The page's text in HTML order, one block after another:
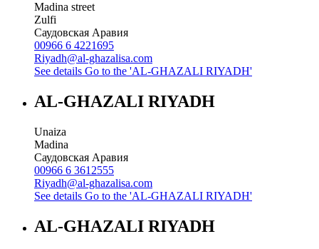
Madina street
Zulfi
Саудовская Аравия
00966 6 4221695
Riyadh@al-ghazalisa.com
See details Go to the 'AL-GHAZALI RIYADH'
AL-GHAZALI RIYADH
Unaiza
Madina
Саудовская Аравия
00966 6 3612555
Riyadh@al-ghazalisa.com
See details Go to the 'AL-GHAZALI RIYADH'
AL-GHAZALI RIYADH